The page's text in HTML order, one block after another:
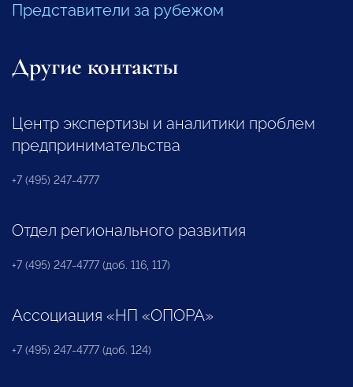
Представители за рубежом
Другие контакты
Центр экспертизы и аналитики проблем
предпринимательства
+7 (495) 247-4777
Отдел регионального развития
+7 (495) 247-4777 (доб. 116, 117)
Ассоциация «НП «ОПОРА»
+7 (495) 247-4777 (доб. 124)